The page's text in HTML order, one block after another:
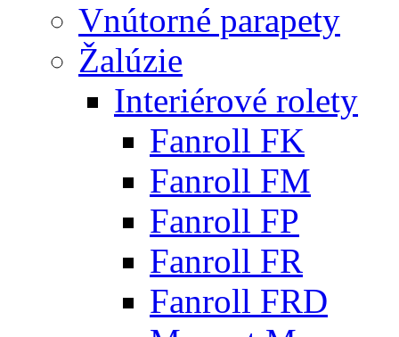
Vnútorné parapety
Žalúzie
Interiérové rolety
Fanroll FK
Fanroll FM
Fanroll FP
Fanroll FR
Fanroll FRD